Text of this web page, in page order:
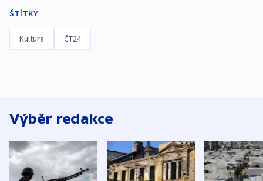
ŠTÍTKY
Kultura ČT24
Výběr redakce